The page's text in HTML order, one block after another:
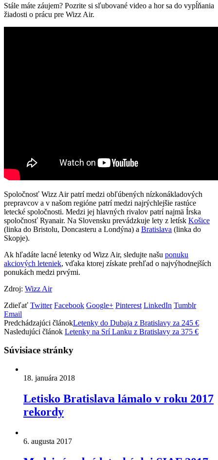
Stále máte záujem? Pozrite si sľubované video a hor sa do vypĺňania
žiadosti o prácu pre Wizz Air.
Spoločnosť Wizz Air patrí medzi obľúbených nízkonákladových
prepravcov a v našom regióne patrí medzi najrýchlejšie rastúce
letecké spoločnosti. Medzi jej hlavných rivalov patrí najmä Írska
spoločnosť Ryanair. Na Slovensku prevádzkuje lety z letísk Košice
(linka do Bristolu, Doncasteru a Londýna) a Bratislava (linka do
Skopje).
Ak hľadáte lacné letenky od Wizz Air, sledujte našu ponuku
akciových leteniek, vďaka ktorej získate prehľad o najvýhodnejších
ponukách medzi prvými.
Zdroj: Wizz Air
Zdieľať Twitter Facebook Google+ Pinterest LinkedIn Tumblr
Email
Predchádzajúci článokLetenky do Dubaja z Bratislavy za 245 €
Nasledujúci článok Letenky na Srí Lanku z Bratislavy za 375 €
Súvisiace stránky
18. januára 2018
Letisko Bratislava lámalo v roku 2017
rekordy
6. augusta 2017